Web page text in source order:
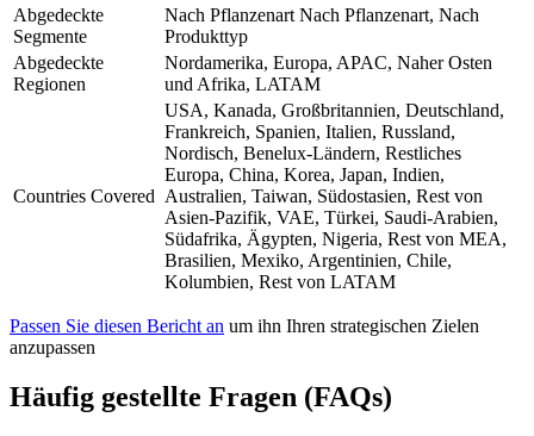
Abgedeckte
Segmente
Nach Pflanzenart Nach Pflanzenart, Nach
Produkttyp
Abgedeckte
Regionen
Nordamerika, Europa, APAC, Naher Osten
und Afrika, LATAM
Countries Covered
USA, Kanada, Großbritannien, Deutschland,
Frankreich, Spanien, Italien, Russland,
Nordisch, Benelux-Ländern, Restliches
Europa, China, Korea, Japan, Indien,
Australien, Taiwan, Südostasien, Rest von
Asien-Pazifik, VAE, Türkei, Saudi-Arabien,
Südafrika, Ägypten, Nigeria, Rest von MEA,
Brasilien, Mexiko, Argentinien, Chile,
Kolumbien, Rest von LATAM
Passen Sie diesen Bericht an um ihn Ihren strategischen Zielen
anzupassen
Häufig gestellte Fragen (FAQs)